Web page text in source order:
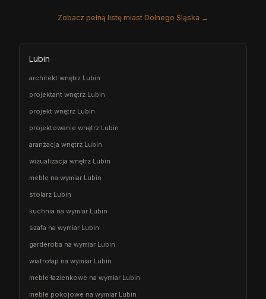
Zobacz pełną listę miast Dolnego Śląska →
Lubin
architekt wnętrz Lubin
projektant wnętrz Lubin
projekt wnętrz Lubin
projektowanie wnętrz Lubin
aranżacja wnętrz Lubin
wizualizacja wnętrz Lubin
meble na wymiar Lubin
stolarz Lubin
kuchnia na wymiar Lubin
szafa na wymiar Lubin
garderoba na wymiar Lubin
wiatrołap na wymiar Lubin
meble łazienkowe na wymiar Lubin
meble pokojowe na wymiar Lubin